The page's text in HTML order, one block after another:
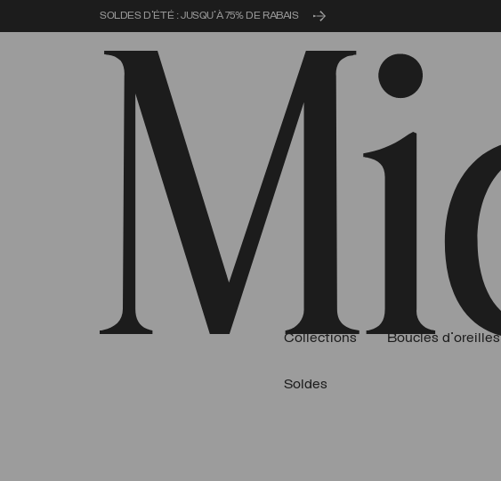
SOLDES D'ÉTÉ : JUSQU'À 75% DE RABAIS
Collections Boucles d'oreilles
Soldes